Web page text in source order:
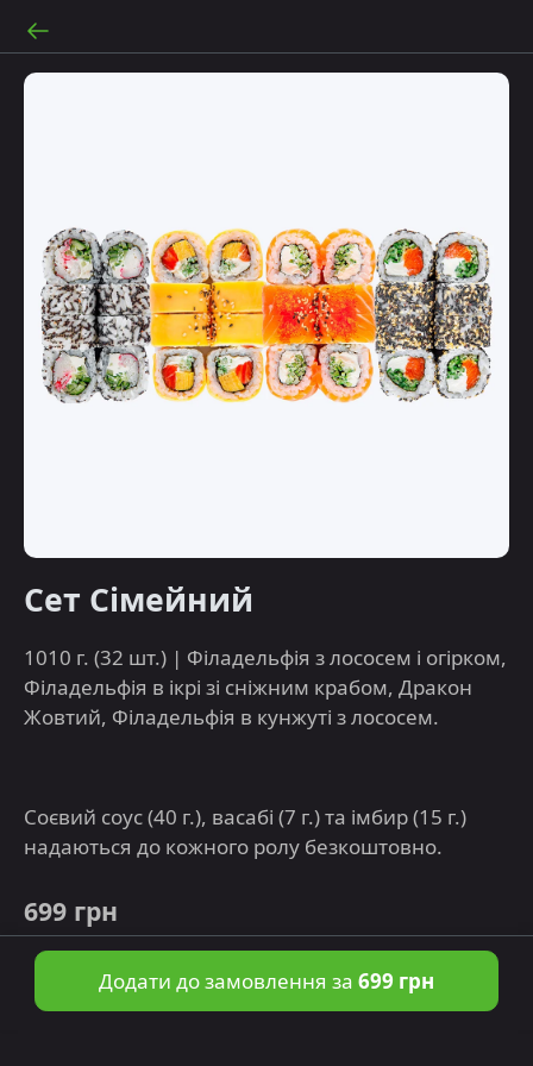
Сет Сімейний
1010 г. (32 шт.) | Філадельфія з лососем і огірком,
Філадельфія в ікрі зі сніжним крабом, Дракон
Жовтий, Філадельфія в кунжуті з лососем.
Соєвий соус (40 г.), васабі (7 г.) та імбир (15 г.)
надаються до кожного ролу безкоштовно.
699 грн
Додати до замовлення за 699 грн